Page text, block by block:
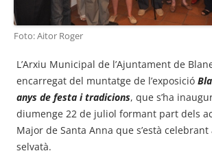
Foto: Aitor Roger
L’Arxiu Municipal de l’Ajuntament de
encarregat del muntatge de l’exposició
anys de festa i tradicions, que s’ha
diumenge 22 de juliol formant part dels
Major de Santa Anna que s’està
selvatà.